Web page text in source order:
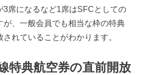
3席になるなど1席はSFCとしての
が、一般会員でも相当な枠の特典
れていることがわかります。
特典航空券の直前開放